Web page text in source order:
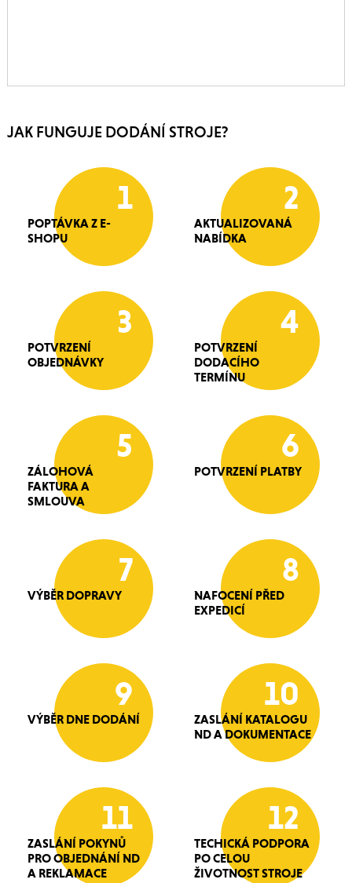
JAK FUNGUJE DODÁNÍ STROJE?
1
POPTÁVKA Z E-
SHOPU
2
AKTUALIZOVANÁ
NABÍDKA
3
POTVRZENÍ
OBJEDNÁVKY
4
POTVRZENÍ
DODACÍHO
TERMÍNU
5
ZÁLOHOVÁ
FAKTURA A
SMLOUVA
6
POTVRZENÍ PLATBY
7
VÝBĚR DOPRAVY
8
NAFOCENÍ PŘED
EXPEDICÍ
9
VÝBĚR DNE DODÁNÍ
10
ZASLÁNÍ KATALOGU
ND A DOKUMENTACE
11
ZASLÁNÍ POKYNŮ
PRO OBJEDNÁNÍ ND
A REKLAMACE
12
TECHICKÁ PODPORA
PO CELOU
ŽIVOTNOST STROJE